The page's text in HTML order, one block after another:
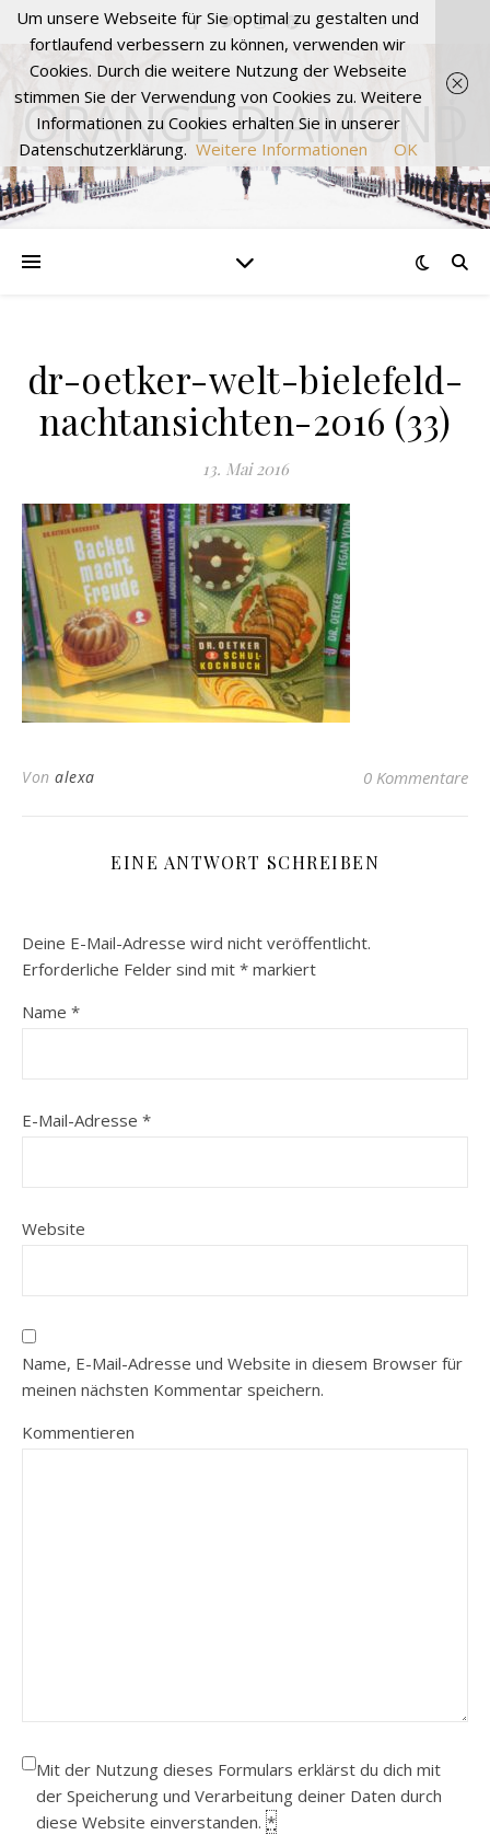
ORANGE DIAMOND
dr-oetker-welt-bielefeld-
nachtansichten-2016 (33)
13. Mai 2016
Von alexa 0 Kommentare
EINE ANTWORT SCHREIBEN
Deine E-Mail-Adresse wird nicht veröffentlicht.
Erforderliche Felder sind mit * markiert
Name *
E-Mail-Adresse *
Website
Name, E-Mail-Adresse und Website in diesem Browser für
meinen nächsten Kommentar speichern.
Kommentieren
Mit der Nutzung dieses Formulars erklärst du dich mit
der Speicherung und Verarbeitung deiner Daten durch
diese Website einverstanden. *
Um unsere Webseite für Sie optimal zu gestalten und
fortlaufend verbessern zu können, verwenden wir
Cookies. Durch die weitere Nutzung der Webseite
stimmen Sie der Verwendung von Cookies zu. Weitere
Informationen zu Cookies erhalten Sie in unserer
Datenschutzerklärung. Weitere Informationen OK